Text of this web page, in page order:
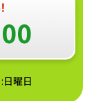
日曜日